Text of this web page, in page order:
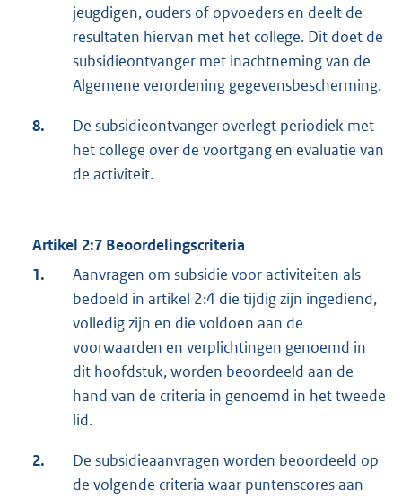
jeugdigen, ouders of opvoeders en deelt de
resultaten hiervan met het college. Dit doet de
subsidieontvanger met inachtneming van de
Algemene verordening gegevensbescherming.
8.
De subsidieontvanger overlegt periodiek met
het college over de voortgang en evaluatie van
de activiteit.
Artikel 2:7 Beoordelingscriteria
1.
Aanvragen om subsidie voor activiteiten als
bedoeld in artikel 2:4 die tijdig zijn ingediend,
volledig zijn en die voldoen aan de
voorwaarden en verplichtingen genoemd in
dit hoofdstuk, worden beoordeeld aan de
hand van de criteria in genoemd in het tweede
lid.
2.
De subsidieaanvragen worden beoordeeld op
de volgende criteria waar puntenscores aan